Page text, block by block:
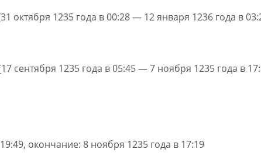
октября 1235 года в 00:28 — 12 января 1236 года в
сентября 1235 года в 05:45 — 7 ноября 1235 года в
окончание: 8 ноября 1235 года в 17:19